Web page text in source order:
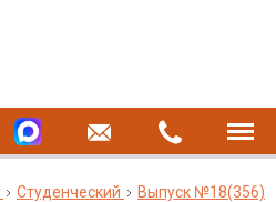
Студенческий
Выпуск №18(356)